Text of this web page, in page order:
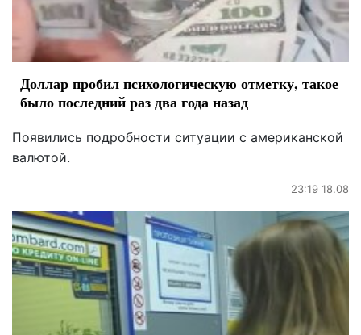
Доллар пробил психологическую отметку, такое
было последний раз два года назад
Появились подробности ситуации с американской
валютой.
23:19 18.08